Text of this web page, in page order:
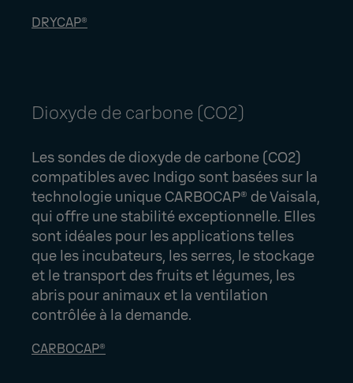
DRYCAP®
Dioxyde de carbone (CO2)
Les sondes de dioxyde de carbone (CO2)
compatibles avec Indigo sont basées sur la
technologie unique CARBOCAP® de Vaisala,
qui offre une stabilité exceptionnelle. Elles
sont idéales pour les applications telles
que les incubateurs, les serres, le stockage
et le transport des fruits et légumes, les
abris pour animaux et la ventilation
contrôlée à la demande.
CARBOCAP®